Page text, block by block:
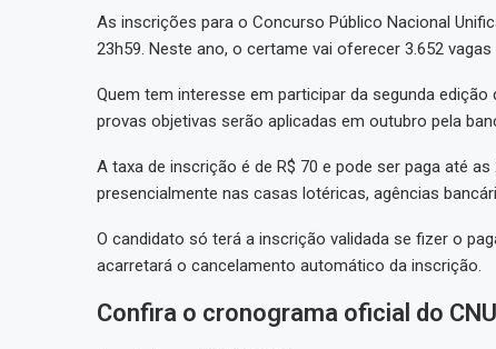
As inscrições para o Concurso Público Nacional
23h59. Neste ano, o certame vai oferecer 3.652
Quem tem interesse em participar da segunda edição
provas objetivas serão aplicadas em outubro pela
A taxa de inscrição é de R$ 70 e pode ser paga até
presencialmente nas casas lotéricas, agências
O candidato só terá a inscrição validada se fizer o
acarretará o cancelamento automático da inscrição.
Confira o cronograma oficial do CNU